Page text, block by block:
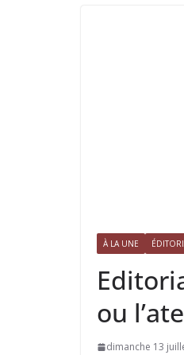
À LA UNE
ou
dimanche 13